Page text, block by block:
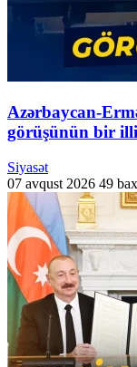
Azərbaycan-
görüşünün bir
Siyasət
07 avqust 2026 49